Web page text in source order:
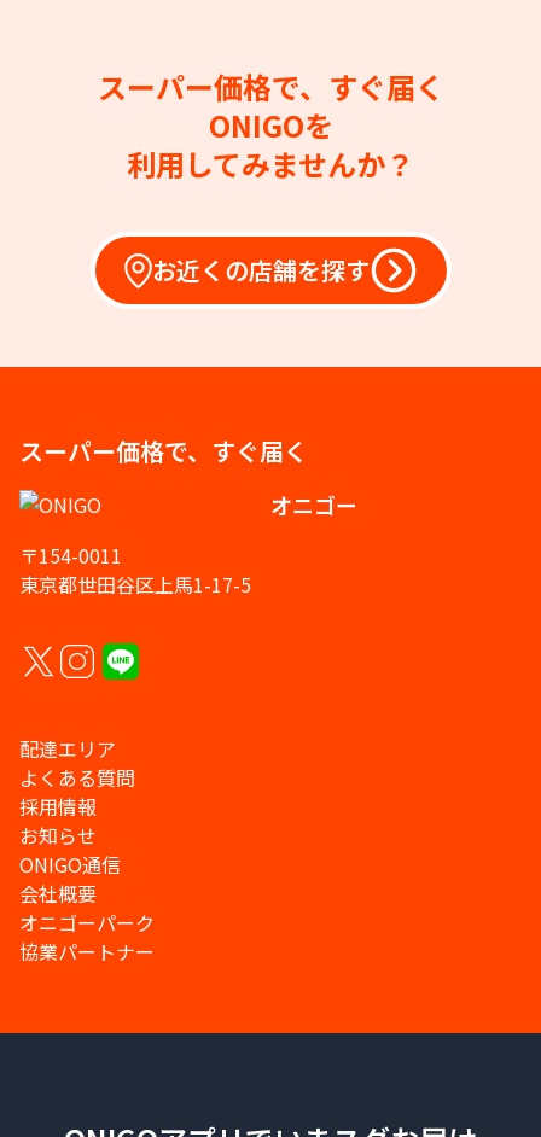
スーパー価格で、すぐ届く
ONIGOを
利用してみませんか？
お近くの店舗を探す
スーパー価格で、すぐ届く
オニゴー
〒154-0011
東京都世田谷区上馬1-17-5
配達エリア
よくある質問
採用情報
お知らせ
ONIGO通信
会社概要
オニゴーパーク
協業パートナー